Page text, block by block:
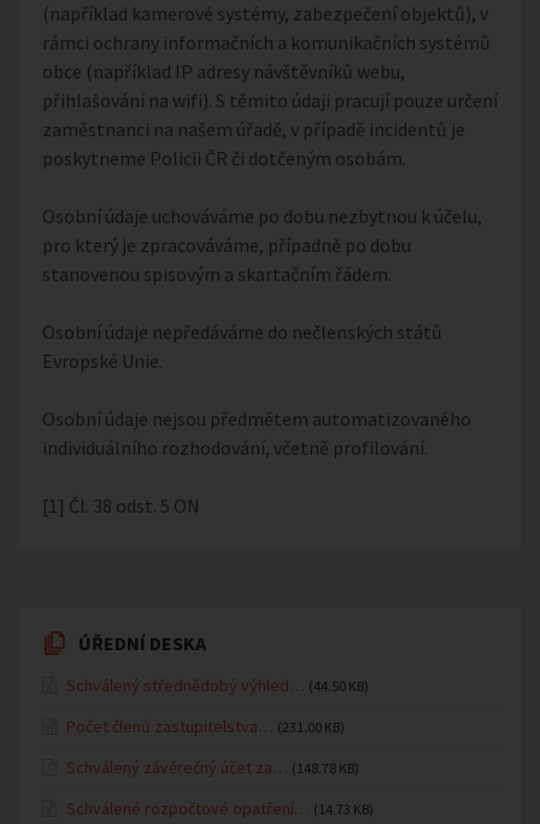
(například kamerové systémy, zabezpečení objektů), v
rámci ochrany informačních a komunikačních systémů
obce (například IP adresy návštěvníků webu,
přihlašování na wifi). S těmito údaji pracují pouze určení
zaměstnanci na našem úřadě, v případě incidentů je
poskytneme Policii ČR či dotčeným osobám.
Osobní údaje uchováváme po dobu nezbytnou k účelu,
pro který je zpracováváme, případně po dobu
stanovenou spisovým a skartačním řádem.
Osobní údaje nepředáváme do nečlenských států
Evropské Unie.
Osobní údaje nejsou předmětem automatizovaného
individuálního rozhodování, včetně profilování.
[1] Čl. 38 odst. 5 ON
ÚŘEDNÍ DESKA
Schválený střednědobý výhled… (44.50 KB)
Počet členů zastupitelstva… (231.00 KB)
Schválený závěrečný účet za… (148.78 KB)
Schválené rozpočtové opatření… (14.73 KB)